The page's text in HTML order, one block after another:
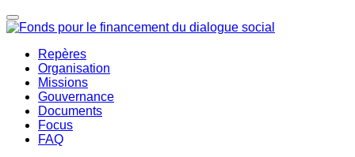
Repères
Organisation
Missions
Gouvernance
Documents
Focus
FAQ